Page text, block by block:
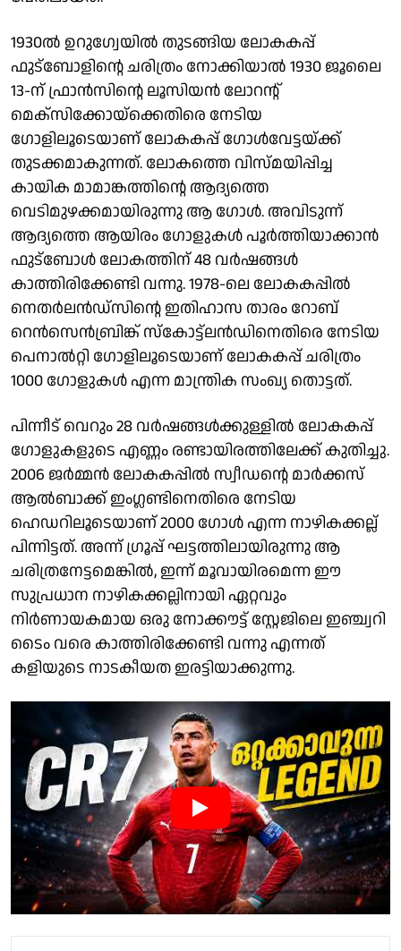
1930ൽ ഉറുഗ്വേയിൽ തുടങ്ങിയ ലോകകപ്പ്
ഫുട്ബോളിന്റെ ചരിത്രം നോക്കിയാൽ 1930 ജൂലൈ
13-ന് ഫ്രാൻസിന്റെ ലൂസിയൻ ലോറൻ്റ്
മെക്സിക്കോയ്ക്കെതിരെ നേടിയ
ഗോളിലൂടെയാണ് ലോകകപ്പ് ഗോൾവേട്ടയ്ക്ക്
തുടക്കമാകുന്നത്. ലോകത്തെ വിസ്മയിപ്പിച്ച
കായിക മാമാങ്കത്തിന്റെ ആദ്യത്തെ
വെടിമുഴക്കമായിരുന്നു ആ ഗോൾ. അവിടുന്ന്
ആദ്യത്തെ ആയിരം ഗോളുകൾ പൂർത്തിയാക്കാൻ
ഫുട്ബോൾ ലോകത്തിന് 48 വർഷങ്ങൾ
കാത്തിരിക്കേണ്ടി വന്നു. 1978-ലെ ലോകകപ്പിൽ
നെതർലൻഡ്‌സിന്റെ ഇതിഹാസ താരം റോബ്
റെൻസെൻബ്രിങ്ക് സ്കോട്ട്‌ലൻഡിനെതിരെ നേടിയ
പെനാൽറ്റി ഗോളിലൂടെയാണ് ലോകകപ്പ് ചരിത്രം
1000 ഗോളുകൾ എന്ന മാന്ത്രിക സംഖ്യ തൊട്ടത്.
പിന്നീട് വെറും 28 വർഷങ്ങൾക്കുള്ളിൽ ലോകകപ്പ്
ഗോളുകളുടെ എണ്ണം രണ്ടായിരത്തിലേക്ക് കുതിച്ചു.
2006 ജർമ്മൻ ലോകകപ്പിൽ സ്വീഡന്റെ മാർക്കസ്
ആൽബാക്ക് ഇംഗ്ലണ്ടിനെതിരെ നേടിയ
ഹെഡറിലൂടെയാണ് 2000 ഗോൾ എന്ന നാഴികക്കല്ല്
പിന്നിട്ടത്. അന്ന് ഗ്രൂപ്പ് ഘട്ടത്തിലായിരുന്നു ആ
ചരിത്രനേട്ടമെങ്കിൽ, ഇന്ന് മൂവായിരമെന്ന ഈ
സുപ്രധാന നാഴികക്കല്ലിനായി ഏറ്റവും
നിർണായകമായ ഒരു നോക്കൗട്ട് സ്റ്റേജിലെ ഇഞ്ച്വറി
ടൈം വരെ കാത്തിരിക്കേണ്ടി വന്നു എന്നത്
കളിയുടെ നാടകീയത ഇരട്ടിയാക്കുന്നു.